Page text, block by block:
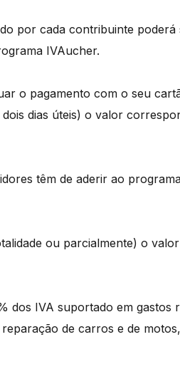
por cada contribuinte
IVAucher.
o pagamento com o seu
dias úteis) o valor
têm de aderir ao
ou parcialmente) o
dos IVA suportado em gastos
de carros e de